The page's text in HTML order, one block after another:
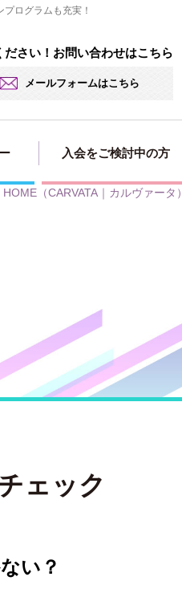
ログラムも充実！
さい！お問い合わせはこちら
メールフォームはこちら
入会をご検討中の方
HOME （CARVATA｜カルヴァータ）
ェック
い？